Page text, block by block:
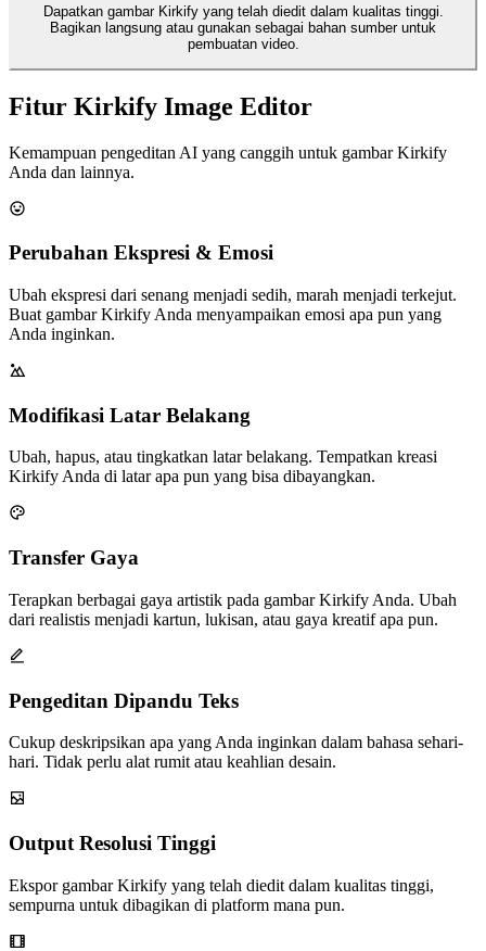
Dapatkan gambar Kirkify yang telah diedit dalam kualitas tinggi.
Bagikan langsung atau gunakan sebagai bahan sumber untuk
pembuatan video.
Fitur Kirkify Image Editor
Kemampuan pengeditan AI yang canggih untuk gambar Kirkify
Anda dan lainnya.
Perubahan Ekspresi & Emosi
Ubah ekspresi dari senang menjadi sedih, marah menjadi terkejut.
Buat gambar Kirkify Anda menyampaikan emosi apa pun yang
Anda inginkan.
Modifikasi Latar Belakang
Ubah, hapus, atau tingkatkan latar belakang. Tempatkan kreasi
Kirkify Anda di latar apa pun yang bisa dibayangkan.
Transfer Gaya
Terapkan berbagai gaya artistik pada gambar Kirkify Anda. Ubah
dari realistis menjadi kartun, lukisan, atau gaya kreatif apa pun.
Pengeditan Dipandu Teks
Cukup deskripsikan apa yang Anda inginkan dalam bahasa sehari-
hari. Tidak perlu alat rumit atau keahlian desain.
Output Resolusi Tinggi
Ekspor gambar Kirkify yang telah diedit dalam kualitas tinggi,
sempurna untuk dibagikan di platform mana pun.